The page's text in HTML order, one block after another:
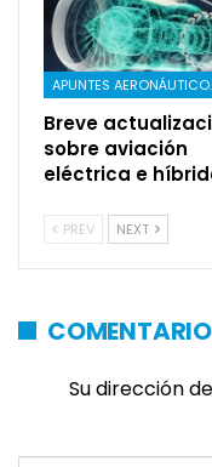
Breve
sobre aviación
eléctrica e
PREV NEXT
Su dirección